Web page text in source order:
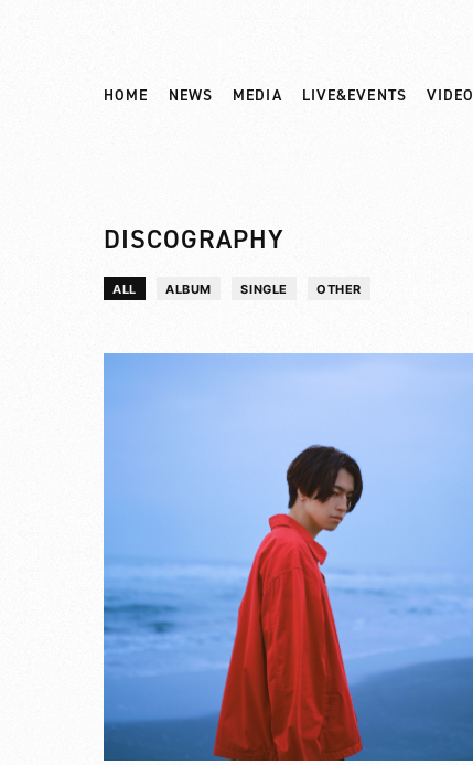
HOME NEWS MEDIA LIVE&EVENTS VIDEO
DISCOGRAPHY
ALL ALBUM SINGLE OTHER